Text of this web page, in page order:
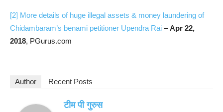
[2] More details of huge illegal assets & money laundering of
Chidambaram’s benami petitioner Upendra Rai –Apr 22,
2018, PGurus.com
Author Recent Posts
टीम पी गुरुस